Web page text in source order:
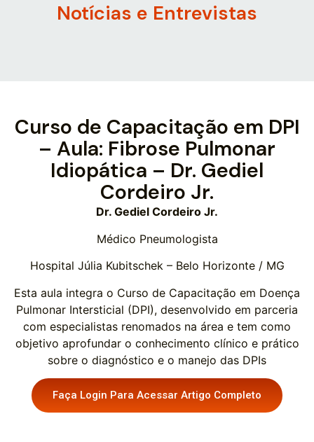
Notícias e Entrevistas
Curso de Capacitação em DPI
– Aula: Fibrose Pulmonar
Idiopática – Dr. Gediel
Cordeiro Jr.
Dr. Gediel Cordeiro Jr.
Médico Pneumologista
Hospital Júlia Kubitschek – Belo Horizonte / MG
Esta aula integra o Curso de Capacitação em Doença
Pulmonar Intersticial (DPI), desenvolvido em parceria
com especialistas renomados na área e tem como
objetivo aprofundar o conhecimento clínico e prático
sobre o diagnóstico e o manejo das DPIs
Faça Login Para Acessar Artigo Completo